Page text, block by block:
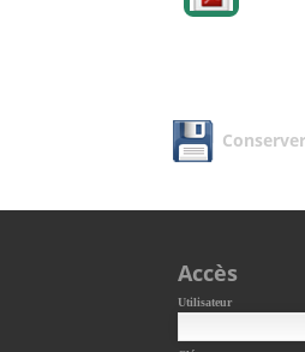
Accès
Utilisateur